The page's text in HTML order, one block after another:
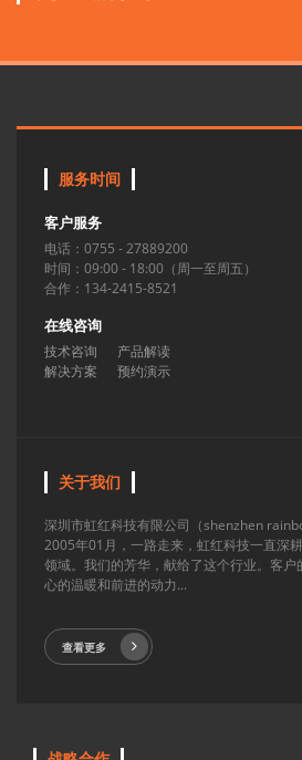
服务时间
客户服务
电话：0755 - 27889200
时间：09:00 - 18:00（周一至周五）
合作：134-2415-8521
在线咨询
技术咨询
产品解读
解决方案
预约演示
关于我们
深圳市虹红科技有限公司（shenzhen
2005年01月，一路走来，虹红科技一直深
领域。我们的芳华，献给了这个行业。客
心的温暖和前进的动力...
查看更多